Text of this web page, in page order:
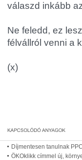
válaszd inkább
Ne feledd, ez
félvállról venni a
(x)
Díjmentesen tanulnak
ÖKOklikk címmel új,